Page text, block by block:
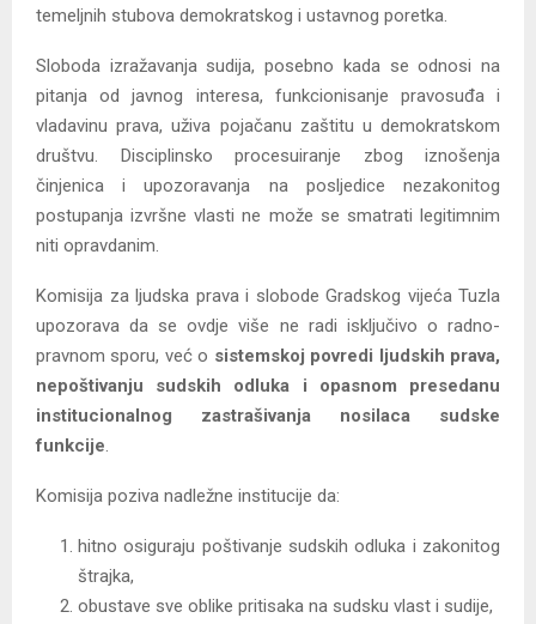
temeljnih stubova demokratskog i ustavnog poretka.
Sloboda izražavanja sudija, posebno kada se odnosi na
pitanja od javnog interesa, funkcionisanje pravosuđa i
vladavinu prava, uživa pojačanu zaštitu u demokratskom
društvu. Disciplinsko procesuiranje zbog iznošenja
činjenica i upozoravanja na posljedice nezakonitog
postupanja izvršne vlasti ne može se smatrati legitimnim
niti opravdanim.
Komisija za ljudska prava i slobode Gradskog vijeća Tuzla
upozorava da se ovdje više ne radi isključivo o radno-
pravnom sporu, već o sistemskoj povredi ljudskih prava,
nepoštivanju sudskih odluka i opasnom presedanu
institucionalnog zastrašivanja nosilaca sudske
funkcije.
Komisija poziva nadležne institucije da:
hitno osiguraju poštivanje sudskih odluka i zakonitog
štrajka,
obustave sve oblike pritisaka na sudsku vlast i sudije,